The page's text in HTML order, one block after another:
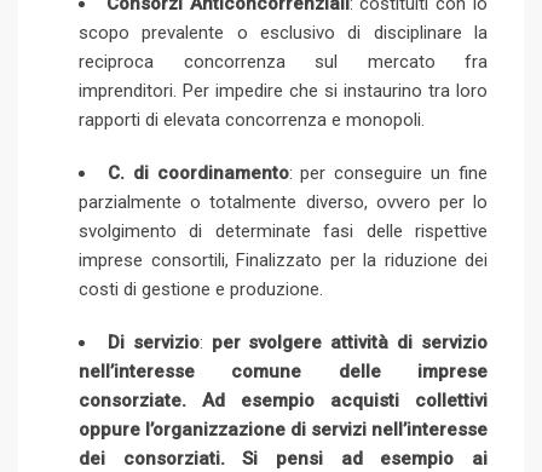
n
E
m
i
l
scopo prevalente o esclusivo di disciplinare la
reciproca concorrenza sul mercato fra
imprenditori. Per impedire che si instaurino tra loro
rapporti di elevata concorrenza e monopoli.
C. di coordinamento: per conseguire un fine
parzialmente o totalmente diverso, ovvero per lo
svolgimento di determinate fasi delle rispettive
imprese consortili, Finalizzato per la riduzione dei
costi di gestione e produzione.
Di servizio: per svolgere attività di servizio
nell’interesse comune delle imprese
consorziate. Ad esempio acquisti collettivi
oppure l’organizzazione di servizi nell’interesse
dei consorziati. Si pensi ad esempio ai